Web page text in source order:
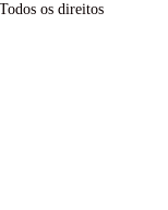
os direitos